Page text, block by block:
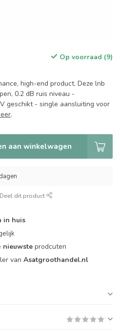
Op voorraad (9)
high-end product. Deze lnb
0.2 dB ruis niveau -
geschikt - single aansluiting voor
.
aan winkelwagen
Deel dit product
in huis
nieuwste prodcuten
van Asatgroothandel.nl